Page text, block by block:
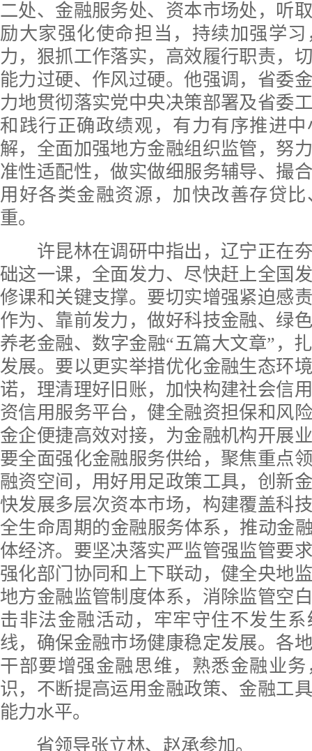
二处、金融服务处、资本市场处，听
励大家强化使命担当，持续加强学
力，狠抓工作落实，高效履行职责，
能力过硬、作风过硬。他强调，省委
力地贯彻落实党中央决策部署及省委
和践行正确政绩观，有力有序推进
解，全面加强地方金融组织监管，努
准性适配性，做实做细服务辅导、撮
用好各类金融资源，加快改善存贷
重。
许昆林在调研中指出，辽宁正在夯
础这一课，全面发力、尽快赶上全国
修课和关键支撑。要切实增强紧迫感
作为、靠前发力，做好科技金融、绿
养老金融、数字金融“五篇大文章”，
发展。要以更实举措优化金融生态环
诺，理清理好旧账，加快构建社会信
资信用服务平台，健全融资担保和风
金企便捷高效对接，为金融机构开展
要全面强化金融服务供给，聚焦重点
融资空间，用好用足政策工具，创新
快发展多层次资本市场，构建覆盖科
全生命周期的金融服务体系，推动金
体经济。要坚决落实严监管强监管要
强化部门协同和上下联动，健全央地
地方金融监管制度体系，消除监管空
击非法金融活动，牢牢守住不发生
线，确保金融市场健康稳定发展。各
干部要增强金融思维，熟悉金融业
识，不断提高运用金融政策、金融工
能力水平。
省领导张立林、赵承参加。